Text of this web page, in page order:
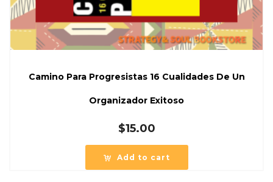
Camino Para Progresistas 16 Cualidades De Un
Organizador Exitoso
$15.00
Add to cart